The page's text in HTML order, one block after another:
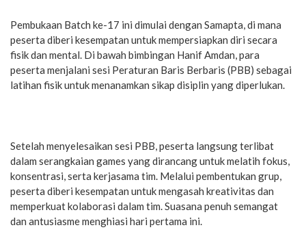
Pembukaan Batch ke-17 ini dimulai dengan Samapta, di mana
peserta diberi kesempatan untuk mempersiapkan diri secara
fisik dan mental. Di bawah bimbingan Hanif Amdan, para
peserta menjalani sesi Peraturan Baris Berbaris (PBB) sebagai
latihan fisik untuk menanamkan sikap disiplin yang diperlukan.
Setelah menyelesaikan sesi PBB, peserta langsung terlibat
dalam serangkaian games yang dirancang untuk melatih fokus,
konsentrasi, serta kerjasama tim. Melalui pembentukan grup,
peserta diberi kesempatan untuk mengasah kreativitas dan
memperkuat kolaborasi dalam tim. Suasana penuh semangat
dan antusiasme menghiasi hari pertama ini.